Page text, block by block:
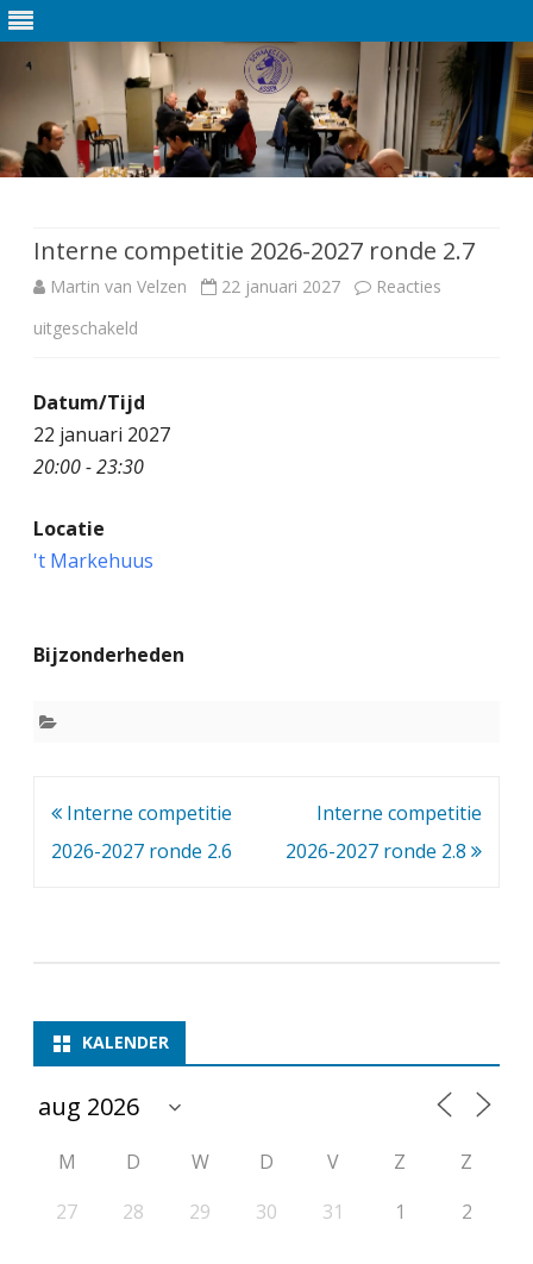
de
inhoud
Interne competitie 2026-2027 ronde 2.7
Martin van Velzen 22 januari 2027
Reacties
uitgeschakeld
o
r
o
i
i
e
2
Datum/Tijd
22 januari 2027
20:00 - 23:30
Locatie
't Markehuus
Bijzonderheden
Bericht
navigatie
Interne competitie
2026-2027 ronde 2.6
Interne competitie
2026-2027 ronde 2.8
KALENDER
M D W D V Z
Z
27
28 29 30 31 1 2